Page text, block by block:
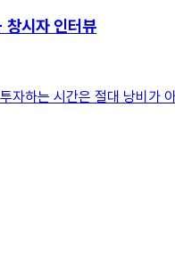
창시자 인터뷰
하는 시간은 절대 낭비